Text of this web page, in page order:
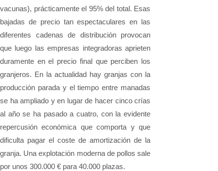
vacunas), prácticamente el 95% del total. Esas
bajadas de precio tan espectaculares en las
diferentes cadenas de distribución provocan
que luego las empresas integradoras aprieten
duramente en el precio final que perciben los
granjeros. En la actualidad hay granjas con la
producción parada y el tiempo entre manadas
se ha ampliado y en lugar de hacer cinco crías
al año se ha pasado a cuatro, con la evidente
repercusión económica que comporta y que
dificulta pagar el coste de amortización de la
granja. Una explotación moderna de pollos sale
por unos 300.000 € para 40.000 plazas.